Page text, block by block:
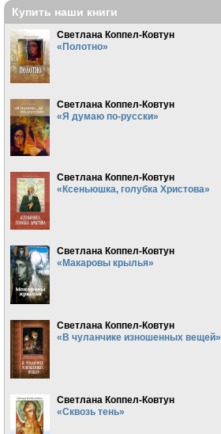
Купить наши книги
Светлана Коппел-Ковтун
«Полотно»
Светлана Коппел-Ковтун
«Я думаю по-русски»
Светлана Коппел-Ковтун
«Ксеньюшка, голубка Христова»
Светлана Коппел-Ковтун
«Макаровы крылья»
Светлана Коппел-Ковтун
«В чуланчике изношенных вещей»
Светлана Коппел-Ковтун
«Сквозь тень»